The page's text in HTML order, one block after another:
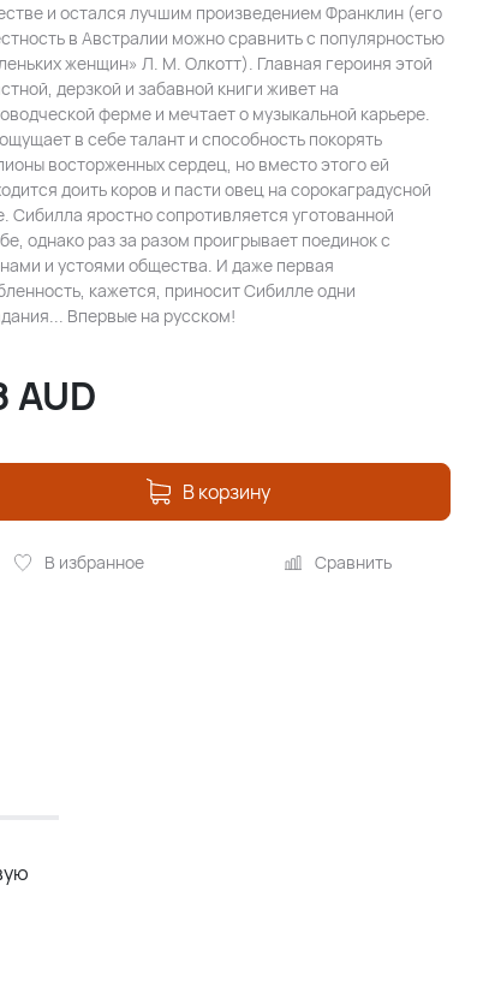
и остался лучшим произведением Франклин (его
в Австралии можно сравнить с популярностью
женщин» Л. М. Олкотт). Главная героиня этой
дерзкой и забавной книги живет на
ферме и мечтает о музыкальной карьере.
в себе талант и способность покорять
восторженных сердец, но вместо этого ей
доить коров и пасти овец на сорокаградусной
Сибилла яростно сопротивляется уготованной
однако раз за разом проигрывает поединок с
и устоями общества. И даже первая
кажется, приносит Сибилле одни
Впервые на русском!
AUD
В корзину
В избранное Сравнить